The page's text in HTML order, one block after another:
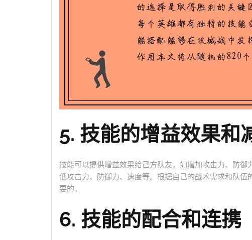
5. 技能的增益效果和
技能可以提供增益效果给己方队友，如增加攻击力、防
低攻击力、防御力、速度等。根据自己的战术需求和队
要的。
6. 技能的配合和连携